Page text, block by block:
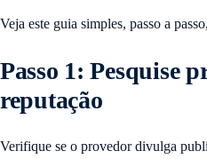
Veja este guia simples, passo a
Passo 1: Pesquise
reputação
Verifique se o provedor divulga